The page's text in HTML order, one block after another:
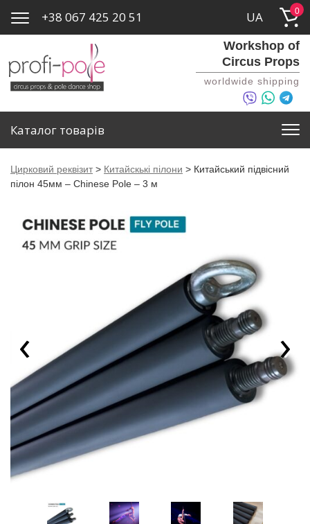
0
UA
+38 067 425 20 51
Workshop of
Circus Props
worldwide shipping
Каталог товарів
Цирковий реквізит > Китайскькі пілони > Китайський підвісний
пілон 45мм – Chinese Pole – 3 м